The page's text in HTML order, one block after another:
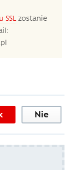
SSL zostanie
Nie